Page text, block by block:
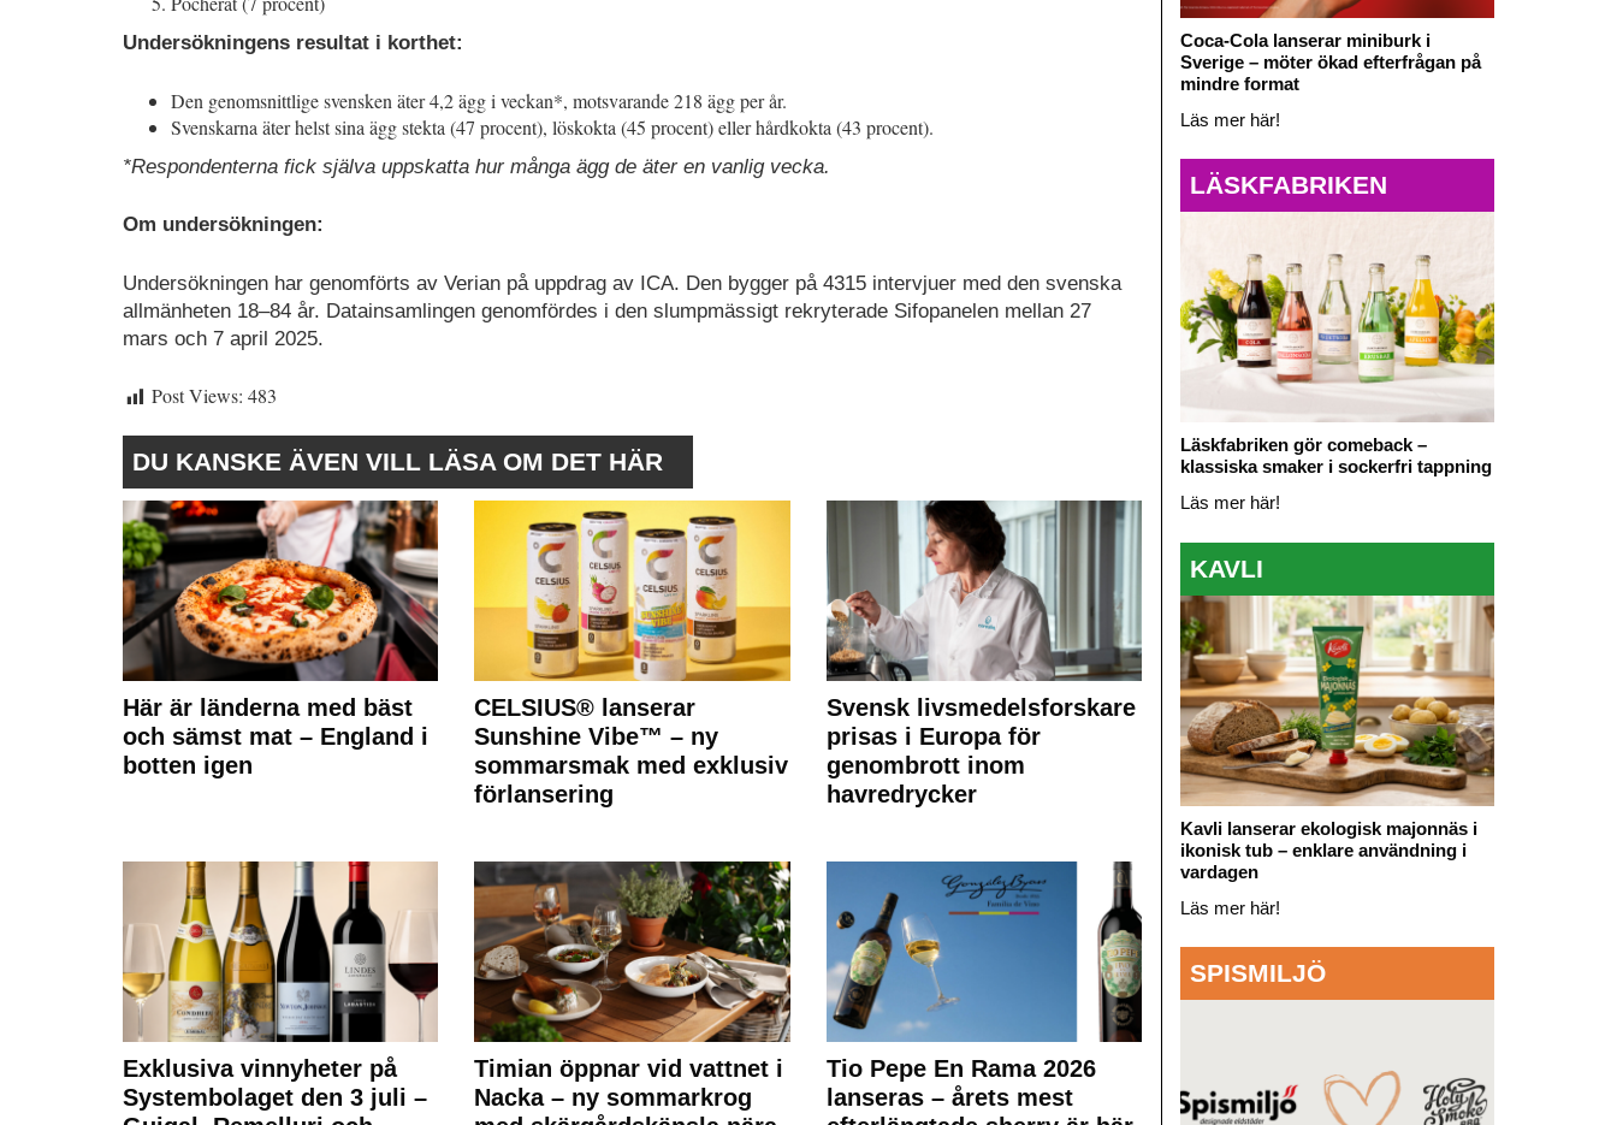
Undersökningens resultat i korthet:
Den genomsnittlige svensken äter 4,2 ägg i veckan*, motsvarande 218 ägg per år.
Svenskarna äter helst sina ägg stekta (47 procent), löskokta (45 procent) eller hårdkokta (43 procent).
*Respondenterna fick själva uppskatta hur många ägg de äter en vanlig vecka.
Om undersökningen:
Undersökningen har genomförts av Verian på uppdrag av ICA. Den bygger på 4315 intervjuer med den svenska
allmänheten 18–84 år. Datainsamlingen genomfördes i den slumpmässigt rekryterade Sifopanelen mellan 27
mars och 7 april 2025.
Post Views: 483
DU KANSKE ÄVEN VILL LÄSA OM DET HÄR
Här är länderna med bäst
och sämst mat – England i
botten igen
CELSIUS® lanserar
Sunshine Vibe™ – ny
sommarsmak med exklusiv
förlansering
Svensk livsmedelsforskare
prisas i Europa för
genombrott inom
havredrycker
Exklusiva vinnyheter på
Systembolaget den 3 juli –
Timian öppnar vid vattnet i
Nacka – ny sommarkrog
Tio Pepe En Rama 2026
lanseras – årets mest
Coca-Cola lanserar miniburk i
Sverige – möter ökad efterfrågan på
mindre format
Läs mer här!
LÄSKFABRIKEN
Läskfabriken gör comeback –
klassiska smaker i sockerfri tappning
Läs mer här!
KAVLI
Kavli lanserar ekologisk majonnäs i
ikonisk tub – enklare användning i
vardagen
Läs mer här!
SPISMILJÖ